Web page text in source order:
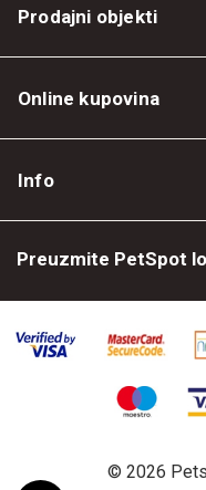
Prodajni objekti
Online kupovina
Info
Preuzmite PetSpot
© 2026